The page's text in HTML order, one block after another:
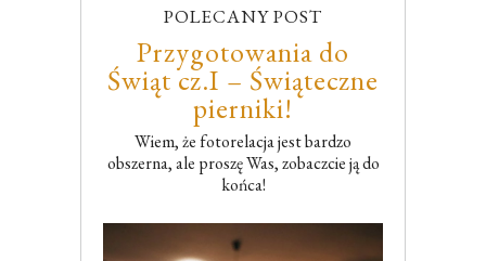
POLECANY POST
Przygotowania do
Świąt cz.I – Świąteczne
pierniki!
Wiem, że fotorelacja jest bardzo
obszerna, ale proszę Was, zobaczcie ją do
końca!